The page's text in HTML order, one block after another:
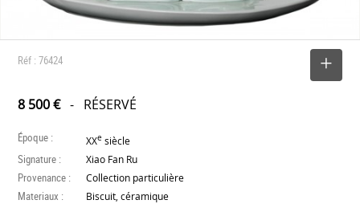
Réf : 76424
8 500 €- RÉSERVÉ
Époque : XXe siècle
Signature : Xiao Fan Ru
Provenance : Collection particulière
Materiaux : Biscuit, céramique